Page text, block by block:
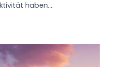
haben.…